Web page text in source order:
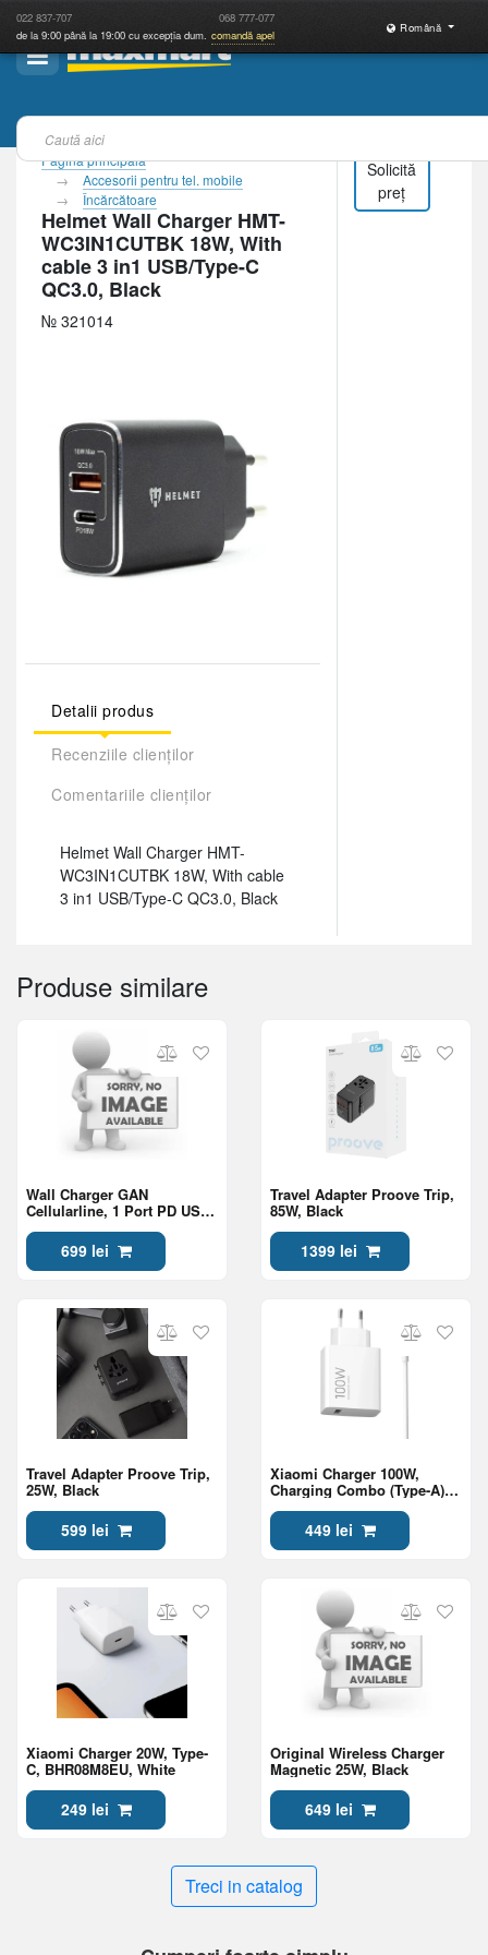
022 837-707 068 777-077
de la 9:00 până la 19:00 cu excepția dum. comandă apel
Română
Pagina principală
Accesorii pentru tel. mobile
Încărcătoare
Helmet Wall Charger HMT-
WC3IN1CUTBK 18W, With
cable 3 in1 USB/Type-C
QC3.0, Black
№ 321014
Detalii produs
Recenziile clienților
Comentariile clienților
Helmet Wall Charger HMT-
WC3IN1CUTBK 18W, With cable
3 in1 USB/Type-C QC3.0, Black
Solicită
preț
Produse similare
Wall Charger GAN
Cellularline, 1 Port PD USB-
699 lei
Travel Adapter Proove Trip,
85W, Black
1399 lei
Travel Adapter Proove Trip,
25W, Black
599 lei
Xiaomi Charger 100W,
Charging Combo (Type-A),
449 lei
Xiaomi Charger 20W, Type-
C, BHR08M8EU, White
249 lei
Original Wireless Charger
Magnetic 25W, Black
649 lei
Treci in catalog